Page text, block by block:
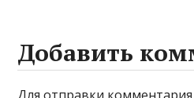
Добавить